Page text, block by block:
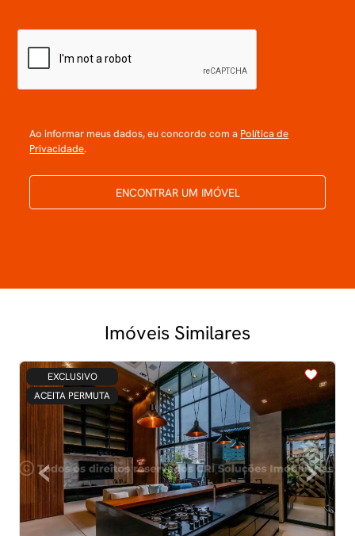
Ao informar meus dados, eu concordo com a Política de
Privacidade.
ENCONTRAR UM IMÓVEL
Imóveis Similares
EXCLUSIVO
ACEITA PERMUTA
<<<<
‹Previous ›Next